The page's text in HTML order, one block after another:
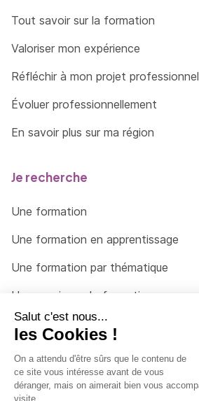
Tout savoir sur la formation
Valoriser mon expérience
Réfléchir à mon projet professionnel
Évoluer professionnellement
En savoir plus sur ma région
Je recherche
Une formation
Une formation en apprentissage
Une formation par thématique
Un organisme de formation
Un conseiller